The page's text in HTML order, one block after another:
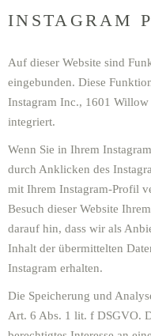
INSTAGRAM
Auf dieser Website sind
eingebunden. Diese
Instagram Inc., 1601
integriert.
Wenn Sie in Ihrem
durch Anklicken des
mit Ihrem Instagram-Profil
Besuch dieser Website
darauf hin, dass wir als
Inhalt der übermittelten
Instagram erhalten.
Die Speicherung und
Art. 6 Abs. 1 lit. f DSGVO.